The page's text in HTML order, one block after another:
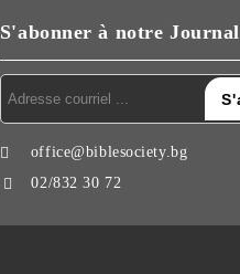
S'abonner à notre Journal
office@biblesociety.bg
02/832 30 72